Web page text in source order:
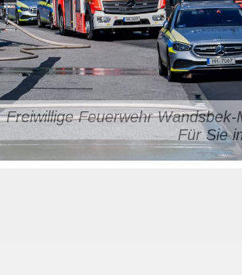
Freiwillige Feuerwehr Wandsbek-
Für Sie